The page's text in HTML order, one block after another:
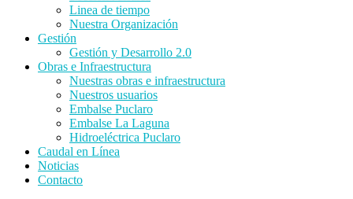
Linea de tiempo
Nuestra Organización
Gestión
Gestión y Desarrollo 2.0
Obras e Infraestructura
Nuestras obras e infraestructura
Nuestros usuarios
Embalse Puclaro
Embalse La Laguna
Hidroeléctrica Puclaro
Caudal en Línea
Noticias
Contacto